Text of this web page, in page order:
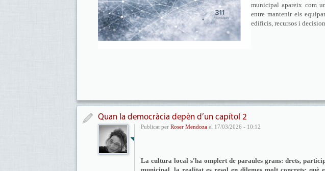
municipal apareix com
entre mantenir els
edificis, recursos i
Quan la democràcia depèn d’un capítol 2
Publicat per Roser Mendoza el 17/03/2026 - 10:12
La cultura local s'ha omplert de paraules grans: drets,